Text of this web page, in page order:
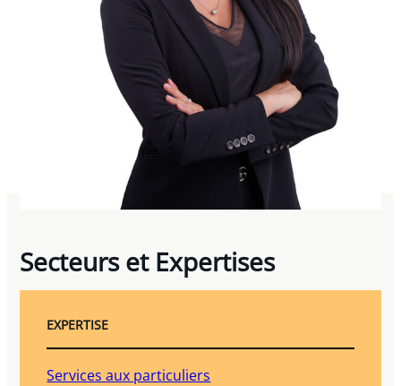
Secteurs et Expertises
EXPERTISE
Services aux particuliers